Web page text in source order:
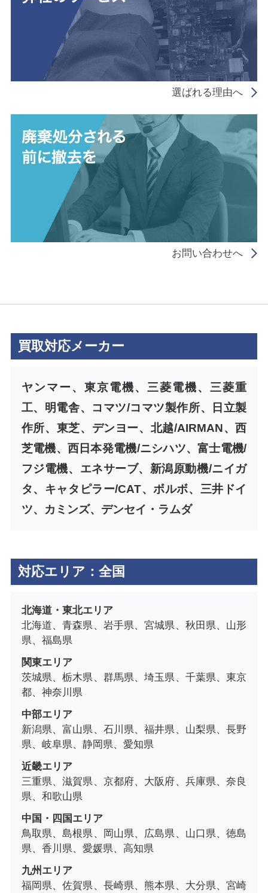
選ばれる理由へ
お問い合わせへ
買取対応メーカー
ヤンマー、東京電機、三菱電機、三菱重
工、明電舎、コマツ/コマツ製作所、日立製
作所、東芝、デンヨー、北越/AIRMAN、西
芝電機、西日本発電機/ニシハツ、富士電機/
フジ電機、エネサーブ、新潟原動機/ニイガ
タ、キャタピラー/CAT、ボルボ、三井ドイ
ツ、カミンズ、デンセイ・ラムダ
対応エリア：全国
北海道・東北エリア
北海道、青森県、岩手県、宮城県、秋田県、山形
県、福島県
関東エリア
茨城県、栃木県、群馬県、埼玉県、千葉県、東京
都、神奈川県
中部エリア
新潟県、富山県、石川県、福井県、山梨県、長野
県、岐阜県、静岡県、愛知県
近畿エリア
三重県、滋賀県、京都府、大阪府、兵庫県、奈良
県、和歌山県
中国・四国エリア
鳥取県、島根県、岡山県、広島県、山口県、徳島
県、香川県、愛媛県、高知県
九州エリア
福岡県、佐賀県、長崎県、熊本県、大分県、宮崎